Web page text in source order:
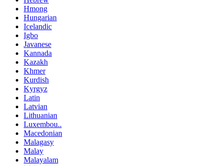
Hmong
Hungarian
Icelandic
Igbo
Javanese
Kannada
Kazakh
Khmer
Kurdish
Kyrgyz
Latin
Latvian
Lithuanian
Luxembou..
Macedonian
Malagasy
Malay
Malayalam